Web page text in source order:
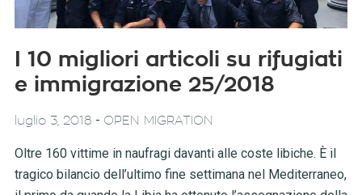
I 10 migliori articoli su rifugiati
e immigrazione 25/2018
luglio 3, 2018 - OPEN MIGRATION
Oltre 160 vittime in naufragi davanti alle coste libiche. È il
tragico bilancio dell’ultimo fine settimana nel Mediterraneo,